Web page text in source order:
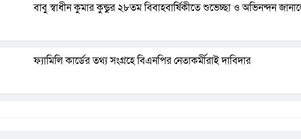
বাবু স্বাধীন কুমার কুন্ডুর ২৮তম বিবাহবার্ষিকীতে শুভেচ্ছা ও অভিনন্দন
ফ্যামিলি কার্ডের তথ্য সংগ্রহে বিএনপির নেতাকর্মীরাই দাবিদার